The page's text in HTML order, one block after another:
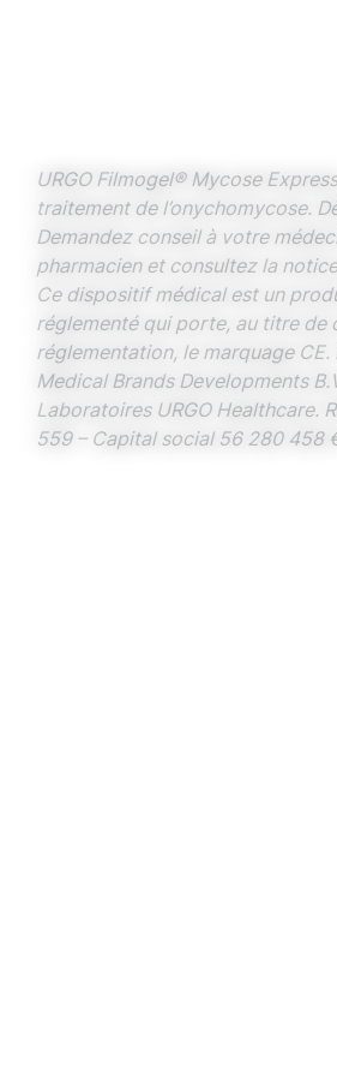
URGO Filmogel® Mycose
traitement de l’onychomycose.
Demandez conseil à votre
pharmacien et consultez la
Ce dispositif médical est un
réglementé qui porte, au titre de
réglementation, le marquage CE.
Medical Brands Developments
Laboratoires URGO Healthcare.
559 – Capital social 56 280 458